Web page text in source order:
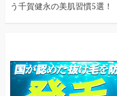
う千賀健永の美肌習慣5選！